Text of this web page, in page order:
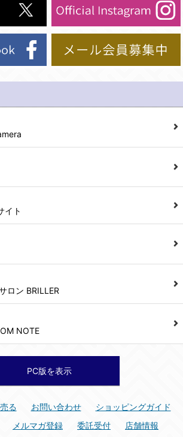
イト
ロン BRILLER
NOTE
PC版を表示
る お問い合わせ
ショッピングガイド
メルマガ登録 委託受付 店舗情報